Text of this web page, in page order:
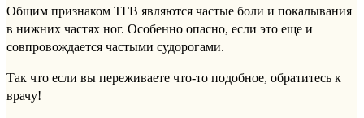
Общим признаком ТГВ являются частые боли и покалывания
в нижних частях ног. Особенно опасно, если это еще и
совпровождается частыми судорогами.
Так что если вы переживаете что-то подобное, обратитесь к
врачу!